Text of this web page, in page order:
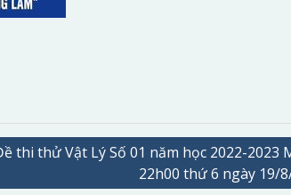
thi thử Vật Lý Số 01 năm học 2022-2023
22h00 thứ 6 ngày 19/